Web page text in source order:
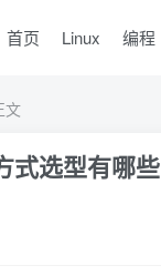
首页 Linux 编程
文
式选型有哪些